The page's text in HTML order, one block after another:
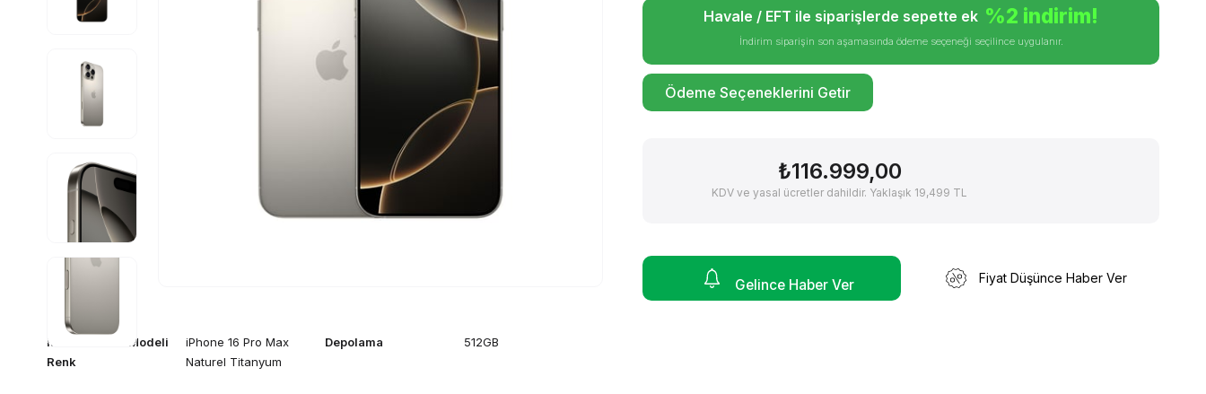
iPhone - Ürün Modeli iPhone 16 Pro Max Depolama
512GB
Renk
Naturel Titanyum
Havale / EFT ile siparişlerde sepette ek %2 indirim!
İndirim siparişin son aşamasında ödeme seçeneği seçilince uygulanır.
Ödeme Seçeneklerini Getir
₺116.999,00
KDV ve yasal ücretler dahildir. Yaklaşık 19,499 TL
Fiyat Düşünce Haber Ver
Gelince Haber Ver